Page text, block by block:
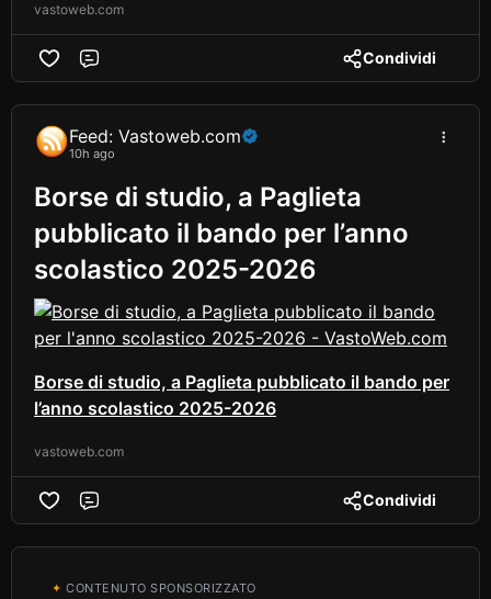
vastoweb.com
Condividi
Feed: Vastoweb.com
10h ago
Borse di studio, a Paglieta
pubblicato il bando per l’anno
scolastico 2025-2026
Borse di studio, a Paglieta pubblicato il bando per
l’anno scolastico 2025-2026
vastoweb.com
Condividi
✦ CONTENUTO SPONSORIZZATO